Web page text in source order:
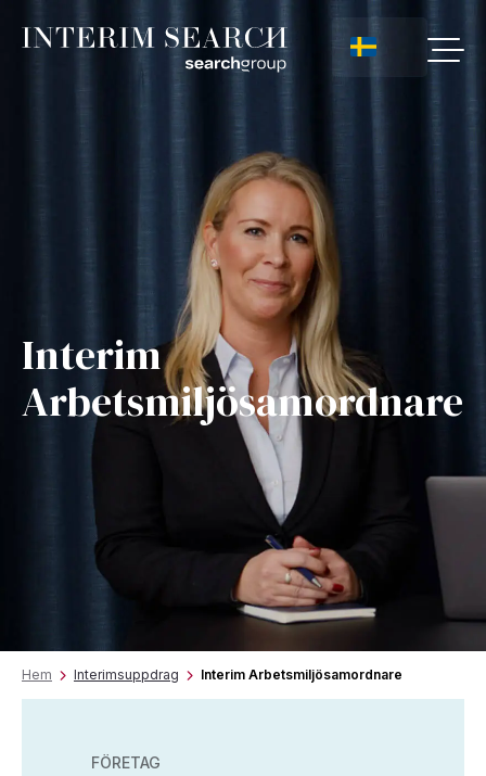
Interim
Arbetsmiljösamordnare
Hem Interimsuppdrag Interim Arbetsmiljösamordnare
FÖRETAG